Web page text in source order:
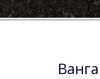
Ванга